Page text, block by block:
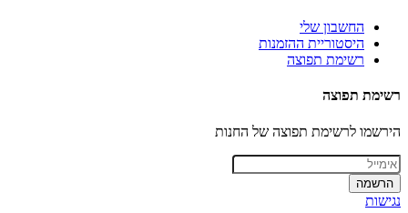
החשבון שלי
היסטוריית ההזמנות
רשימת תפוצה
רשימת תפוצה
הירשמו לרשימת תפוצה של החנות
הרשמה
נגישות